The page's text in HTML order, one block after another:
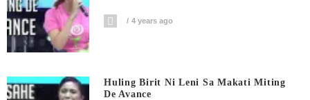
4 years ago
Huling Birit Ni Leni Sa Makati Miting
De Avance